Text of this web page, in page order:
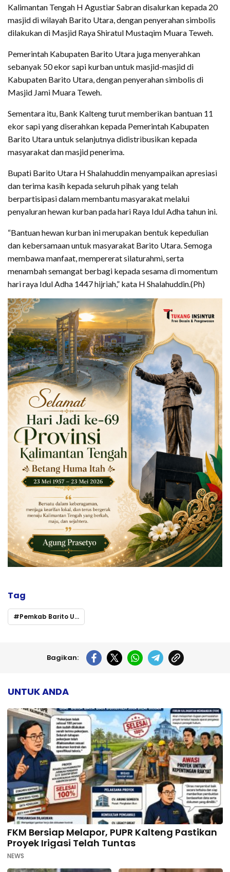
Kalimantan Tengah H Agustiar Sabran disalurkan kepada 20
masjid di wilayah Barito Utara, dengan penyerahan simbolis
dilakukan di Masjid Raya Shiratul Mustaqim Muara Teweh.
Pemerintah Kabupaten Barito Utara juga menyerahkan
sebanyak 50 ekor sapi kurban untuk masjid-masjid di
Kabupaten Barito Utara, dengan penyerahan simbolis di
Masjid Jami Muara Teweh.
Sementara itu, Bank Kalteng turut memberikan bantuan 11
ekor sapi yang diserahkan kepada Pemerintah Kabupaten
Barito Utara untuk selanjutnya didistribusikan kepada
masyarakat dan masjid penerima.
Bupati Barito Utara H Shalahuddin menyampaikan apresiasi
dan terima kasih kepada seluruh pihak yang telah
berpartisipasi dalam membantu masyarakat melalui
penyaluran hewan kurban pada hari Raya Idul Adha tahun ini.
“Bantuan hewan kurban ini merupakan bentuk kepedulian
dan kebersamaan untuk masyarakat Barito Utara. Semoga
membawa manfaat, mempererat silaturahmi, serta
menambah semangat berbagi kepada sesama di momentum
hari raya Idul Adha 1447 hijriah,” kata H Shalahuddin.(Ph)
Tag
Pemkab Barito Utara
Bagikan:
UNTUK ANDA
FKM Bersiap Melapor, PUPR Kalteng Pastikan
Proyek Irigasi Telah Tuntas
NEWS